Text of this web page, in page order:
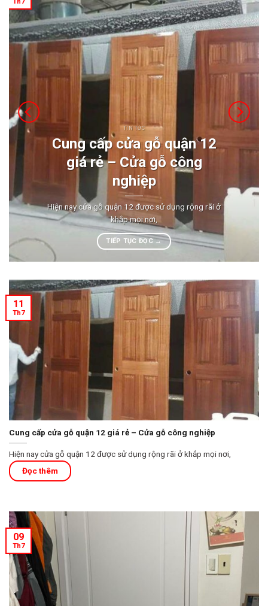
TIN TỨC
Cung cấp cửa gỗ quận 12
giá rẻ – Cửa gỗ công
nghiệp
Hiện nay cửa gỗ quận 12 được sử dụng rộng rãi ở
khắp mọi nơi,
TIẾP TỤC ĐỌC→
Th7
Cung cấp cửa gỗ quận 12 giá rẻ – Cửa gỗ công nghiệp
Hiện nay cửa gỗ quận 12 được sử dụng rộng rãi ở khắp mọi nơi,
11
Th7
09
Th7